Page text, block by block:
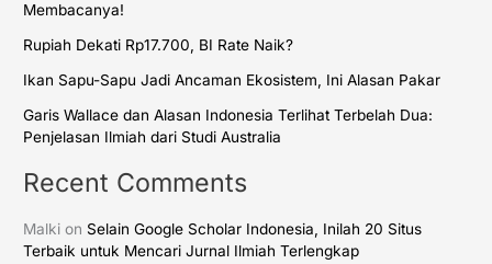
Membacanya!
Rupiah Dekati Rp17.700, BI Rate Naik?
Ikan Sapu-Sapu Jadi Ancaman Ekosistem, Ini Alasan Pakar
Garis Wallace dan Alasan Indonesia Terlihat Terbelah Dua:
Penjelasan Ilmiah dari Studi Australia
Recent Comments
Malki onSelain Google Scholar Indonesia, Inilah 20 Situs
Terbaik untuk Mencari Jurnal Ilmiah Terlengkap